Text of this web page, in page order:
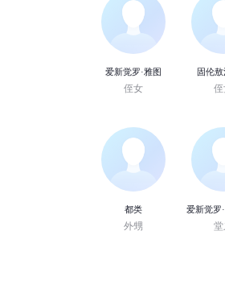
爱新觉罗·雅图
侄女
固伦
都类
外甥
爱新觉罗